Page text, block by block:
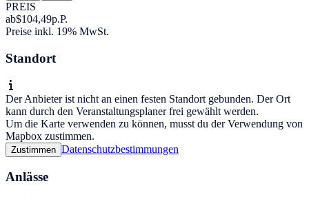
PREIS
ab$104,49p.P.
Preise inkl. 19% MwSt.
Standort
Der Anbieter ist nicht an einen festen Standort gebunden. Der Ort
kann durch den Veranstaltungsplaner frei gewählt werden.
Um die Karte verwenden zu können, musst du der Verwendung von
Mapbox zustimmen.
Zustimmen Datenschutzbestimmungen
Anlässe